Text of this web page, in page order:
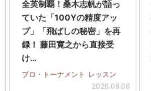
全英制覇！桑木志帆が語っ
ていた「100Yの精度アッ
プ」「飛ばしの秘密」を再
録！ 藤田寛之から直接受
け…
プロ・トーナメント レッスン
2026.08.06